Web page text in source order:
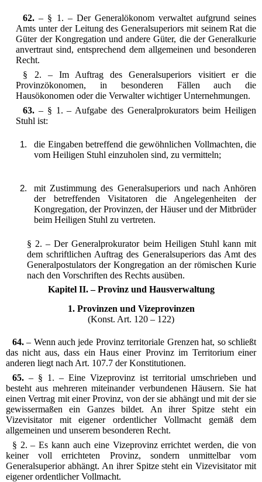
62. – § 1. – Der Generalökonom verwaltet aufgrund seines
Amts unter der Leitung des Generalsuperiors mit seinem Rat die
Güter der Kongregation und andere Güter, die der Generalkurie
anvertraut sind, entsprechend dem allgemeinen und besonderen
Recht.
§ 2. – Im Auftrag des Generalsuperiors visitiert er die
Provinzökonomen, in besonderen Fällen auch die
Hausökonomen oder die Verwalter wichtiger Unternehmungen.
63.– § 1. – Aufgabe des Generalprokurators beim Heiligen
Stuhl ist:
die Eingaben betreffend die gewöhnlichen Vollmachten, die
vom Heiligen Stuhl einzuholen sind, zu vermitteln;
mit Zustimmung des Generalsuperiors und nach Anhören
der betreffenden Visitatoren die Angelegenheiten der
Kongregation, der Provinzen, der Häuser und der Mitbrüder
beim Heiligen Stuhl zu vertreten.
§ 2. – Der Generalprokurator beim Heiligen Stuhl kann mit
dem schriftlichen Auftrag des Generalsuperiors das Amt des
Generalpostulators der Kongregation an der römischen Kurie
nach den Vorschriften des Rechts ausüben.
Kapitel II. – Provinz und Hausverwaltung
1. Provinzen und Vizeprovinzen
(Konst. Art. 120 – 122)
64.– Wenn auch jede Provinz territoriale Grenzen hat, so schließt
das nicht aus, dass ein Haus einer Provinz im Territorium einer
anderen liegt nach Art. 107.7 der Konstitutionen.
65. – § 1. – Eine Vizeprovinz ist territorial umschrieben und
besteht aus mehreren miteinander verbundenen Häusern. Sie hat
einen Vertrag mit einer Provinz, von der sie abhängt und mit der sie
gewissermaßen ein Ganzes bildet. An ihrer Spitze steht ein
Vizevisitator mit eigener ordentlicher Vollmacht gemäß dem
allgemeinen und unserem besonderen Recht.
§ 2. – Es kann auch eine Vizeprovinz errichtet werden, die von
keiner voll errichteten Provinz, sondern unmittelbar vom
Generalsuperior abhängt. An ihrer Spitze steht ein Vizevisitator mit
eigener ordentlicher Vollmacht.